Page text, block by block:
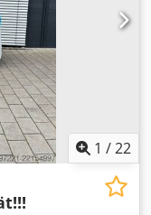
1 /22